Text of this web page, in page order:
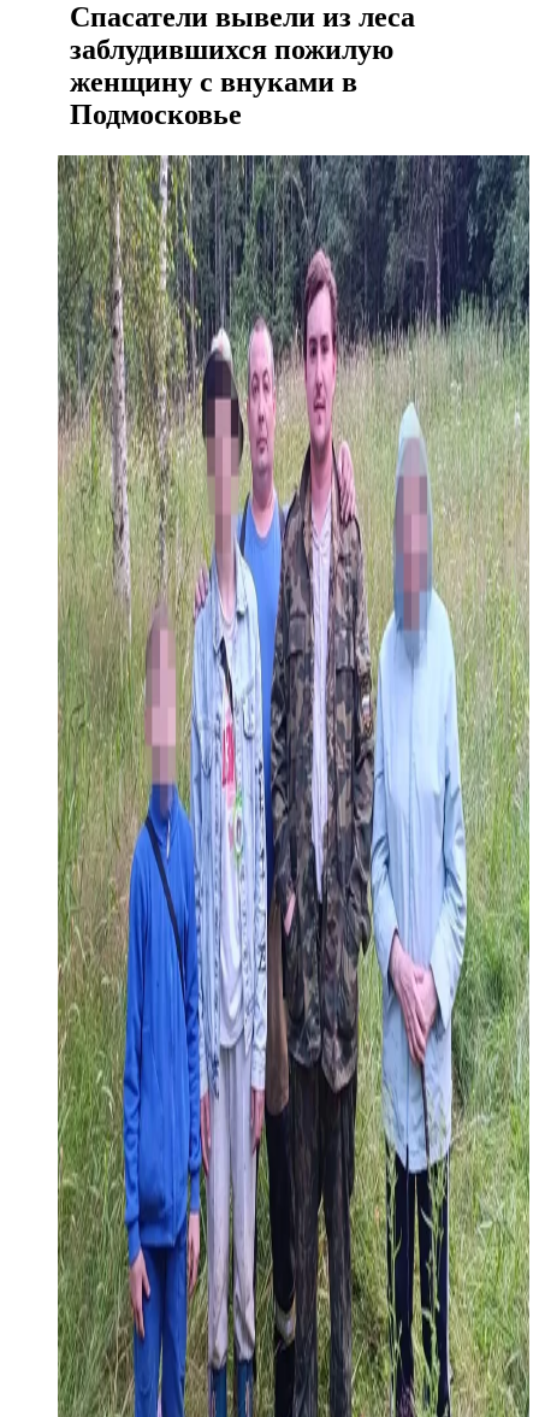
Спасатели вывели из леса
заблудившихся пожилую
женщину с внуками в
Подмосковье